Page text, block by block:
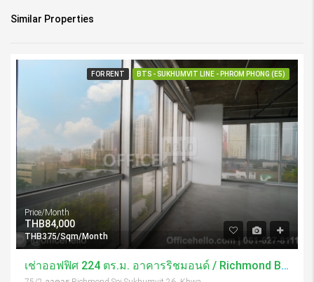
Similar Properties
FOR RENT BTS - SUKHUMVIT LINE - PHROM PHONG (E5)
Price/Month
THB84,000
THB375/Sqm/Month
เช่าออฟฟิศ 224 ตร.ม. อาคารริชมอนด์ / Richmond Building